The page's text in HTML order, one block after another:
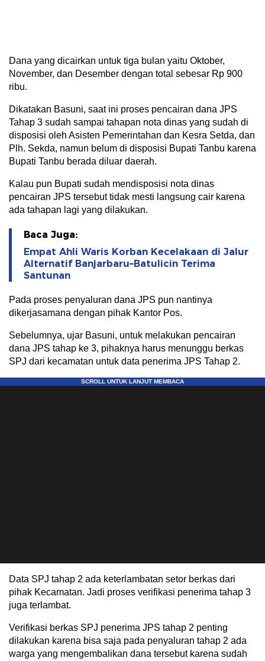
Dana yang dicairkan untuk tiga bulan yaitu Oktober,
November, dan Desember dengan total sebesar Rp 900
ribu.
Dikatakan Basuni, saat ini proses pencairan dana JPS
Tahap 3 sudah sampai tahapan nota dinas yang sudah di
disposisi oleh Asisten Pemerintahan dan Kesra Setda, dan
Plh. Sekda, namun belum di disposisi Bupati Tanbu karena
Bupati Tanbu berada diluar daerah.
Kalau pun Bupati sudah mendisposisi nota dinas
pencairan JPS tersebut tidak mesti langsung cair karena
ada tahapan lagi yang dilakukan.
Baca Juga:
Empat Ahli Waris Korban Kecelakaan di Jalur
Alternatif Banjarbaru–Batulicin Terima
Santunan
Pada proses penyaluran dana JPS pun nantinya
dikerjasamana dengan pihak Kantor Pos.
Sebelumnya, ujar Basuni, untuk melakukan pencairan
dana JPS tahap ke 3, pihaknya harus menunggu berkas
SPJ dari kecamatan untuk data penerima JPS Tahap 2.
Data SPJ tahap 2 ada keterlambatan setor berkas dari
pihak Kecamatan. Jadi proses verifikasi penerima tahap 3
juga terlambat.
Verifikasi berkas SPJ penerima JPS tahap 2 penting
dilakukan karena bisa saja pada penyaluran tahap 2 ada
warga yang mengembalikan dana tersebut karena sudah